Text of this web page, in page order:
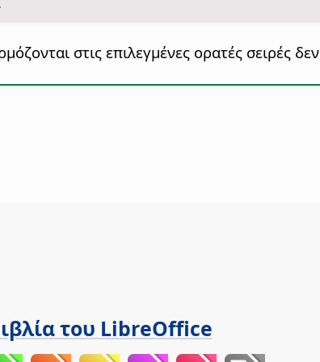
στις επιλεγμένες ορατές σειρές
του LibreOffice